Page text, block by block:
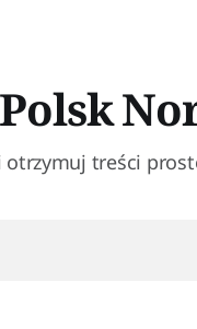
treści